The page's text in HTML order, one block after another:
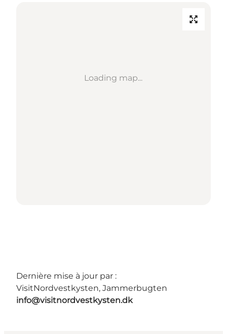
Loading map...
Dernière mise à jour par :
VisitNordvestkysten, Jammerbugten
info@visitnordvestkysten.dk